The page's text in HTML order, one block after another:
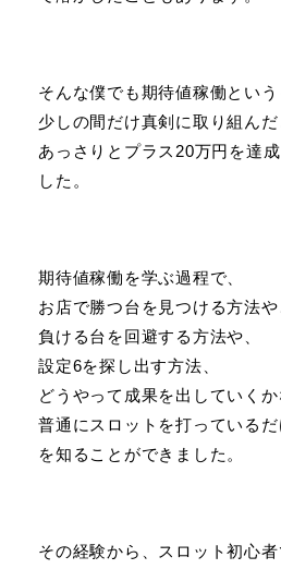
そんな僕でも期待値稼働という
少しの間だけ真剣に取り組んだ
あっさりとプラス20万円を達
した。
期待値稼働を学ぶ過程で、
お店で勝つ台を見つける方法や
負ける台を回避する方法や、
設定6を探し出す方法、
どうやって成果を出していくか
普通にスロットを打っている
を知ることができました。
その経験から、スロット初心者